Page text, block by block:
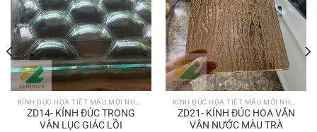
ZD14- KÍNH ĐÚC TRONG
VÂN LỤC GIÁC LỒI
ZD21- KÍNH ĐÚC HOA VĂN
VÂN NƯỚC MÀU TRÀ